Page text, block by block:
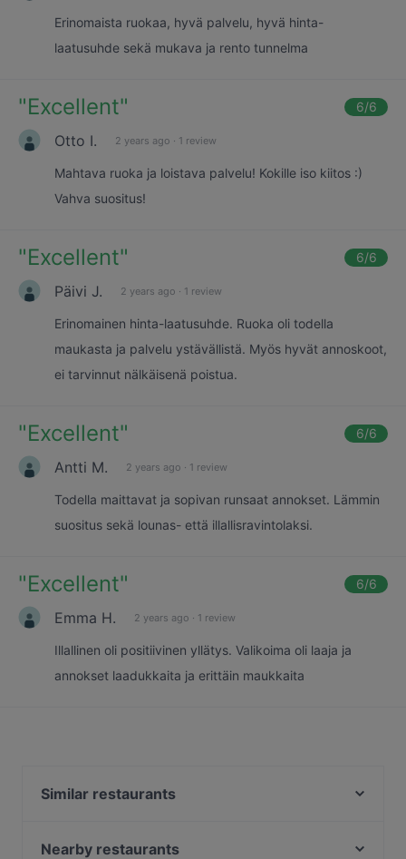
Erinomaista ruokaa, hyvä palvelu, hyvä hinta-
laatusuhde sekä mukava ja rento tunnelma
"Excellent" 6/6
Otto I. 2 years ago · 1 review
Mahtava ruoka ja loistava palvelu! Kokille iso kiitos :)
Vahva suositus!
"Excellent" 6/6
Päivi J. 2 years ago · 1 review
Erinomainen hinta-laatusuhde. Ruoka oli todella
maukasta ja palvelu ystävällistä. Myös hyvät annoskoot,
ei tarvinnut nälkäisenä poistua.
"Excellent" 6/6
Antti M. 2 years ago · 1 review
Todella maittavat ja sopivan runsaat annokset. Lämmin
suositus sekä lounas- että illallisravintolaksi.
"Excellent" 6/6
Emma H. 2 years ago · 1 review
Illallinen oli positiivinen yllätys. Valikoima oli laaja ja
annokset laadukkaita ja erittäin maukkaita
Similar restaurants
Ravintola Piilo
Nearby restaurants